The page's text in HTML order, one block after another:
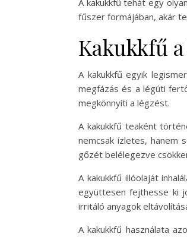
A kakukkfű tehát egy
fűszer formájában, akár
Kakukkfű
A kakukkfű egyik
megfázás és a légúti
megkönnyíti a légzést.
A kakukkfű teaként
nemcsak ízletes, hanem
gőzét belélegezve
A kakukkfű illóolaját
együttesen fejthesse ki
irritáló anyagok
A kakukkfű használata